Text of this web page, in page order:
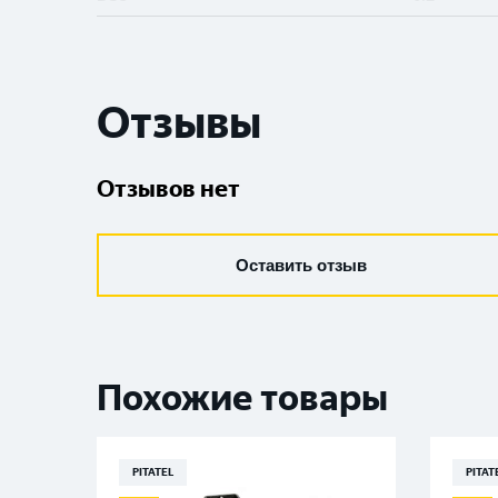
Отзывы
Отзывов нет
Оставить отзыв
Похожие товары
PITATEL